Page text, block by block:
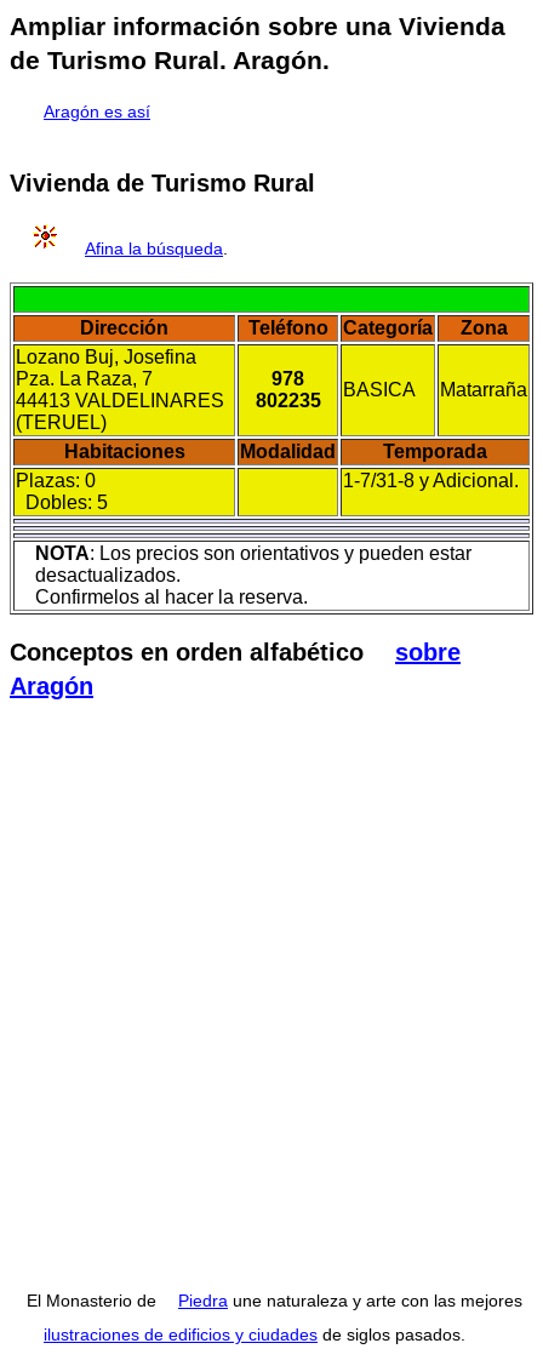
Ampliar información sobre una Vivienda
de Turismo Rural. Aragón.
Aragón es así
Vivienda de Turismo Rural
Afina la búsqueda.
Dirección Teléfono Categoría
Zona
Lozano Buj, Josefina
Pza. La Raza, 7
44413 VALDELINARES
(TERUEL)
978
802235
BASICA Matarraña
Habitaciones Modalidad
Temporada
Plazas: 0
Dobles: 5
1-7/31-8 y Adicional.
NOTA: Los precios son orientativos y pueden estar
desactualizados.
Confirmelos al hacer la reserva.
Conceptos en orden alfabético
sobre
Aragón
El Monasterio de Piedra une naturaleza y arte con las mejores
ilustraciones de edificios y ciudades de siglos pasados.